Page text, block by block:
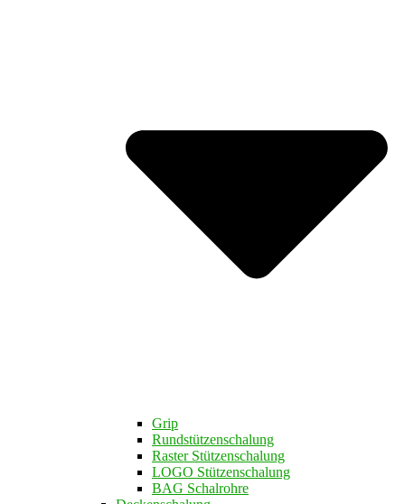
Grip
Rundstützenschalung
Raster Stützenschalung
LOGO Stützenschalung
BAG Schalrohre